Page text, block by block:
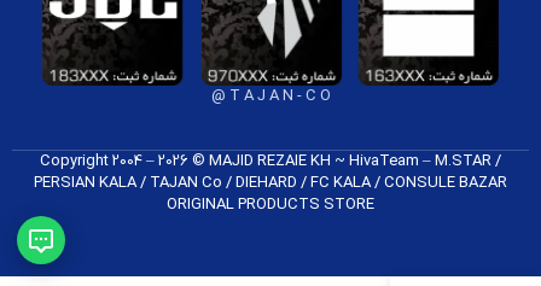
T A J A N - C O @
Copyright 2004 – 2026 © MAJID REZAIE KH ~ HivaTeam – M.STAR /
PERSIAN KALA / TAJAN Co / DIEHARD / FC K​ALA / CONSULE BAZAR
ORIGINAL PRODUCTS​ STORE